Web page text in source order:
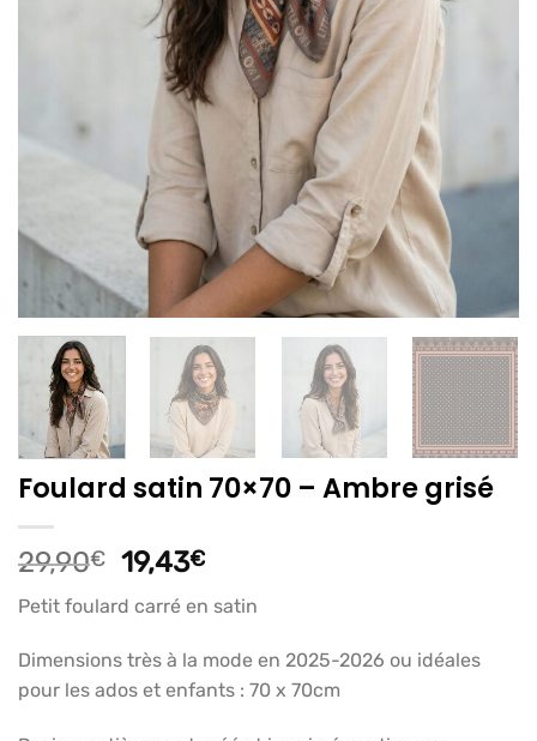
Foulard satin 70×70 – Ambre grisé
29,90€ Le
initial
était :
29,90€.
19,43€Le
actuel
est :
19,43€.
Petit foulard carré en satin
Dimensions très à la mode en 2025-2026 ou idéales
pour les ados et enfants : 70 x 70cm